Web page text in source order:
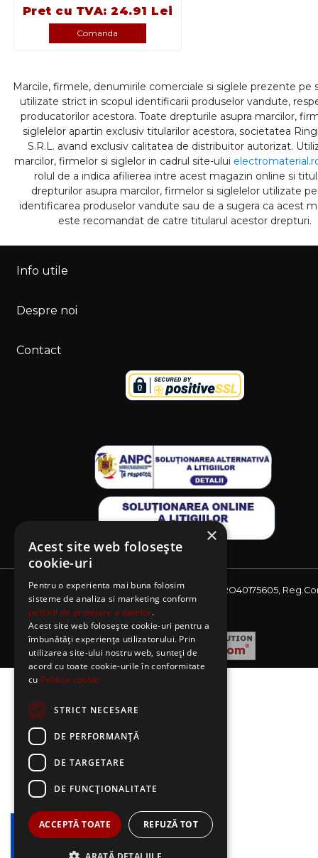
Pret cu TVA: 24.91 Lei
Comanda
Marcile, firmele, denumirile comerciale si siglele prezente pe
utilizate strict in scopul identificarii produselor vandute,
producatorilor acestora. Toate drepturile asupra marcilor,
siglelelor apartin exclusiv titularilor acestora, societatea
S.R.L. avand exclusiv calitatea de distribuitor autorizat.
marcilor, firmelor si siglelor in cadrul site-ului
rolul de a indica afilierea intre acest magazin online si
drepturilor asupra marcilor, firmelor si siglelelor utilizate
identificarea produselor vandute sau de a sugera ca acest
este recomandat de catre titularul acestor drepturi.
Info utile
Despre noi
Contact
Website detinut de AE Sagres SRL, CIF: RO40175605,
J08/2727/2018
×
Acest site web folosește
cookie-uri
Pentru o experienta mai buna folosim
sisteme de analiza si marketing conform
politicii de protejare a datelor.
Acest site web folosește cookie-uri pentru a
îmbunătăți experiența utilizatorului. Prin
utilizarea site-ului nostru web, sunteți de
acord cu toate cookie-urile în conformitate
cu Politica cookie
STRICT NECESARE
DE PERFORMANȚĂ
DE TARGETARE
DE FUNCŢIONALITATE
ACCEPTĂ TOATE REFUZĂ TOT